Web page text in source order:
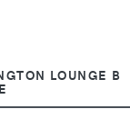
LOUNGE B